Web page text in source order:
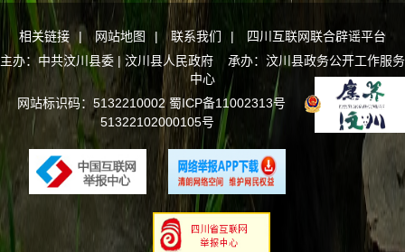
相关链接 | 网站地图 | 联系我们 |
四川互联网联合辟谣平台
主办：中共汶川县委 | 汶川县人民政府 承办：汶川县政务公开工作服务
中心
网站标识码：5132210002蜀ICP备11002313号
川公网安备
51322102000105号